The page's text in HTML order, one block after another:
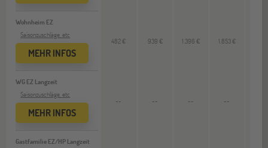
Wohnheim EZ
Saisonzuschläge, etc
MEHR INFOS
WG EZ Langzeit
Saisonzuschläge, etc
MEHR INFOS
Gastfamilie EZ/HP Langzeit
482 € 939 € 1.396 € 1.853 €
-- -- -- --